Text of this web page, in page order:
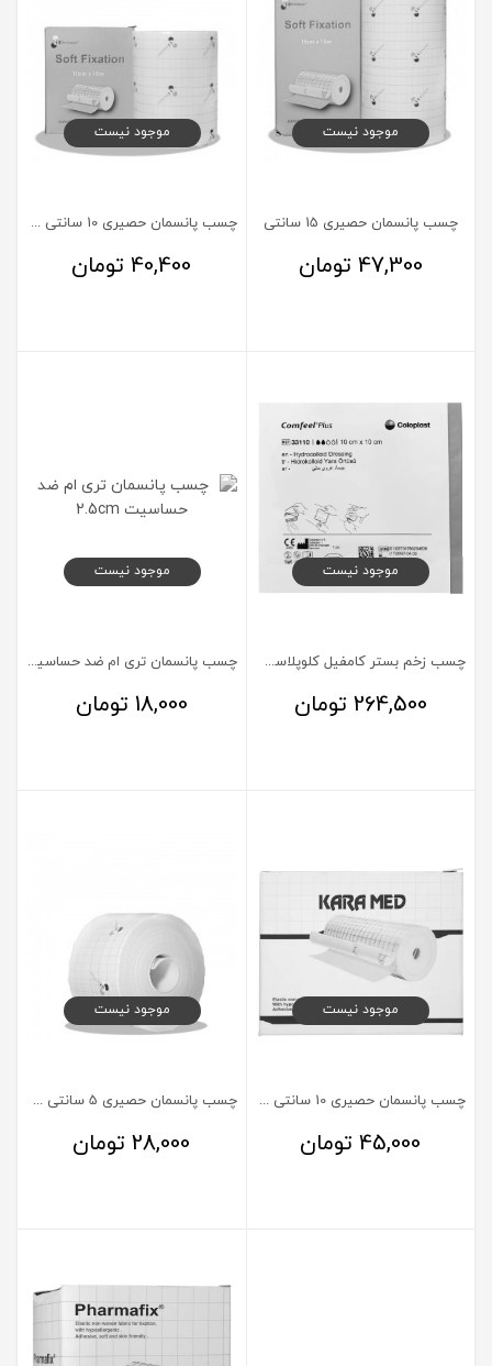
موجود نیست
چسب پانسمان حصیری 15 سانتی
47,300 تومان
موجود نیست
چسب پانسمان حصیری 10 سانتی متر
40,400تومان
موجود نیست
چسب زخم بستر کامفیل کلوپلاست 10 در 10
264,500 تومان
موجود نیست
چسب پانسمان تری ام ضد حساسیت 2.5cm
18,000 تومان
موجود نیست
چسب پانسمان حصیری 10 سانتی متر کارا مد
45,000تومان
موجود نیست
چسب پانسمان حصیری 5 سانتی متر
28,000تومان